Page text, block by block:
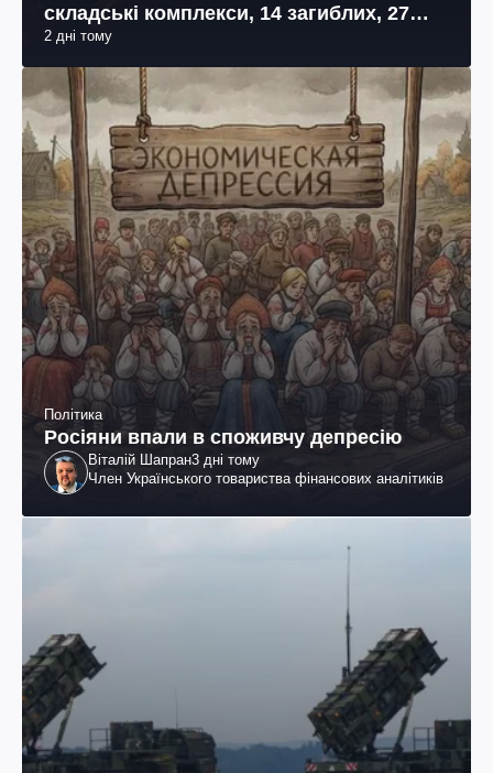
складські комплекси, 14 загиблих, 27
поранених (фото, відео)
2 дні тому
Політика
Росіяни впали в споживчу депресію
Віталій Шапран3 дні тому
Член Українського товариства фінансових аналітиків